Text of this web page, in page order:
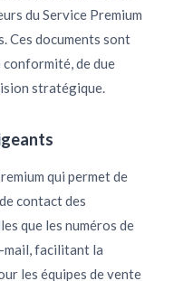
du Service Premium
Ces documents sont
de due
stratégique.
qui permet de
contact des
que les numéros de
mail, facilitant la
les équipes de vente